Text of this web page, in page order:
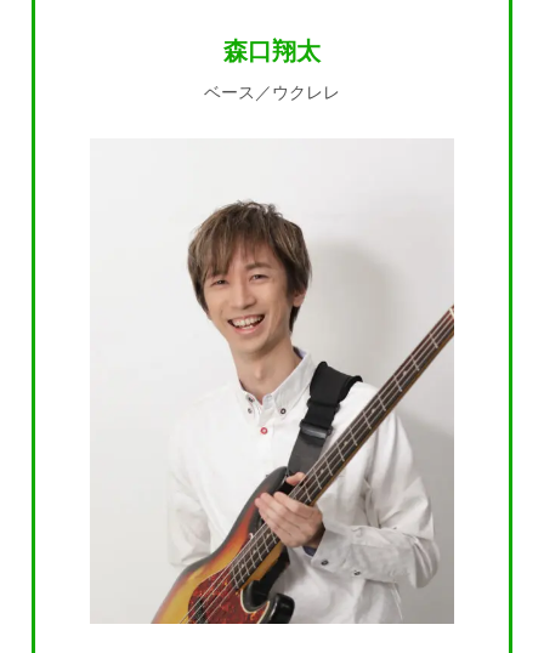
森口翔太
ベース／ウクレレ